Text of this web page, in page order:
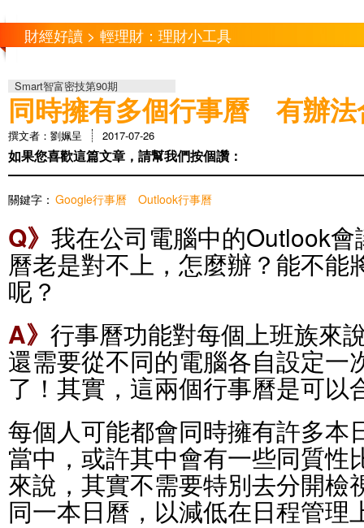
財經好讀 > 輕理財：理財小工具
Smart智富密技第90期
同時擁有多個行事曆 有辦法
撰文者：劉姵呈 2017-07-26
如果您喜歡這篇文章，請幫我們按個讚：
關鍵字： Google行事曆 Outlook行事曆
Q》 我在公司電腦中的Outlook
曆老是對不上，怎麼辦？能不能
呢？
A》 行事曆功能對每個上班族來
還需要從不同的電腦各自設定一
了！其實，這兩個行事曆是可以
每個人可能都會同時擁有許多本
當中，或許其中會有一些同質性
來說，其實不需要特別去分開檢
同一本日曆，以減低在日程管理